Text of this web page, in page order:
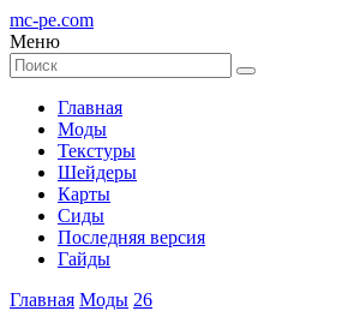
mc-pe.com
Меню
Главная
Моды
Текстуры
Шейдеры
Карты
Сиды
Последняя версия
Гайды
Главная Моды 26